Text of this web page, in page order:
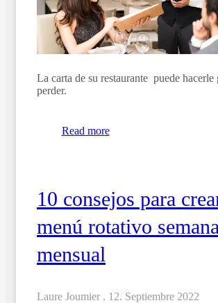
La carta de su restaurante puede hacerle
perder.
Read more
10 consejos para
menú rotativo
mensual
Laure Joumier . 12. Septiembre 2022